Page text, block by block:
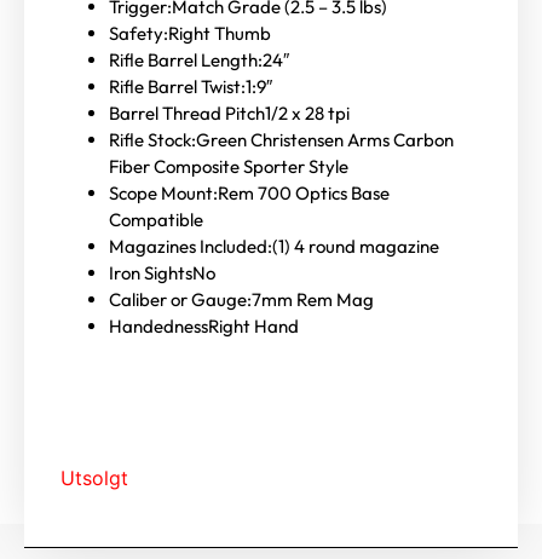
Trigger:Match Grade (2.5 – 3.5 lbs)
Safety:Right Thumb
Rifle Barrel Length:24″
Rifle Barrel Twist:1:9″
Barrel Thread Pitch1/2 x 28 tpi
Rifle Stock:Green Christensen Arms Carbon
Fiber Composite Sporter Style
Scope Mount:Rem 700 Optics Base
Compatible
Magazines Included:(1) 4 round magazine
Iron SightsNo
Caliber or Gauge:7mm Rem Mag
HandednessRight Hand
Utsolgt